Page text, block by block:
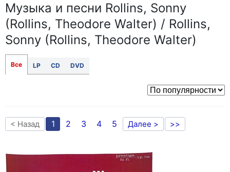
Музыка и песни Rollins, Sonny
(Rollins, Theodore Walter) / Rollins,
Sonny (Rollins, Theodore Walter)
Все LP CD DVD
< Назад 1 2 3 4 5 Далее > >>